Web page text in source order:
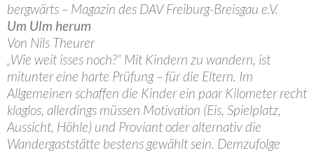
bergwärts – Magazin des DAV Freiburg-Breisgau e.V.
Um Ulm herum
Von Nils Theurer
„Wie weit isses noch?“ Mit Kindern zu wandern, ist
mitunter eine harte Prüfung – für die Eltern. Im
Allgemeinen schaffen die Kinder ein paar Kilometer recht
klaglos, allerdings müssen Motivation (Eis, Spielplatz,
Aussicht, Höhle) und Proviant oder alternativ die
Wandergaststätte bestens gewählt sein. Demzufolge